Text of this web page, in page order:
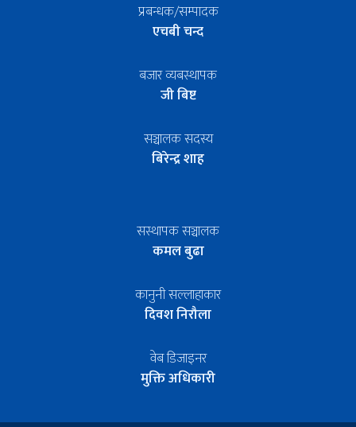
प्रबन्धक/सम्पादक
एचबी चन्द
बजार व्यबस्थापक
जी बिष्ट
सञ्चालक सदस्य
बिरेन्द्र शाह
सस्थापक सञ्चालक
कमल बुढा
कानुनी सल्लाहाकार
दिवश निरौला
वेब डिजाइनर
मुक्ति अधिकारी